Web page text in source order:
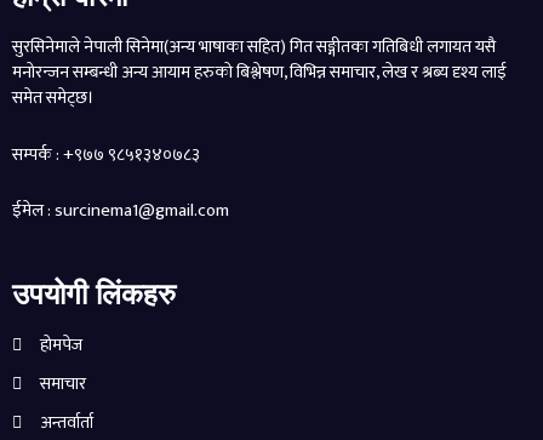
सुरसिनेमाले नेपाली सिनेमा(अन्य भाषाका सहित) गित सङ्गीतका गतिबिधी लगायत यसै
मनोरन्जन सम्बन्धी अन्य आयाम हरुको बिश्लेषण, विभिन्न समाचार, लेख र श्रब्य दृश्य लाई
समेत समेट्छ।
सम्पर्क : +९७७ ९८५१३४०७८३
ईमेल : surcinema1@gmail.com
उपयोगी लिंकहरु
होमपेज
समाचार
अन्तर्वार्ता